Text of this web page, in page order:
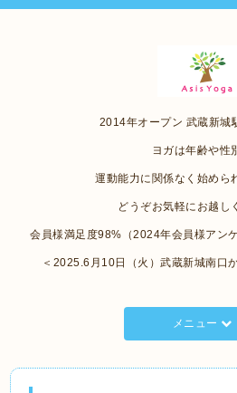
2014年オープン 武蔵新城
ヨガは年齢や性
運動能力に関係なく始めら
どうぞお気軽にお越し
会員様満足度98%（2024年会員様アン
＜2025.6月10日（火）武蔵新城南口
メニュー